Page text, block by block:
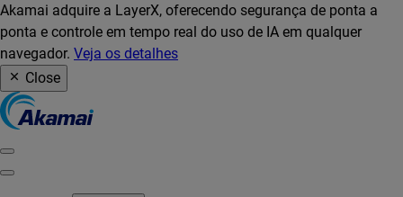
Akamai adquire a LayerX, oferecendo segurança de ponta a
ponta e controle em tempo real do uso de IA em qualquer
navegador. Veja os detalhes
Close